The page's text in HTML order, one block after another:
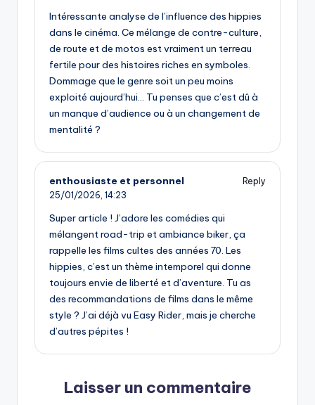
Intéressante analyse de l’influence des hippies
dans le cinéma. Ce mélange de contre-culture,
de route et de motos est vraiment un terreau
fertile pour des histoires riches en symboles.
Dommage que le genre soit un peu moins
exploité aujourd’hui… Tu penses que c’est dû à
un manque d’audience ou à un changement de
mentalité ?
enthousiaste et personnel
Reply
25/01/2026, 14:23
Super article ! J’adore les comédies qui
mélangent road-trip et ambiance biker, ça
rappelle les films cultes des années 70. Les
hippies, c’est un thème intemporel qui donne
toujours envie de liberté et d’aventure. Tu as
des recommandations de films dans le même
style ? J’ai déjà vu Easy Rider, mais je cherche
d’autres pépites !
Laisser un commentaire